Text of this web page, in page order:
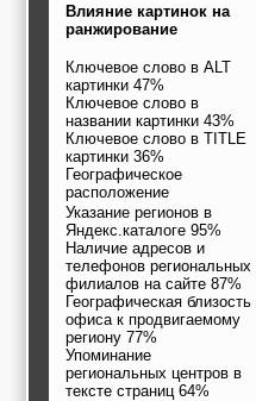
Влияние картинок на
ранжирование
Ключевое слово в ALT
картинки 47%
Ключевое слово в
названии картинки 43%
Ключевое слово в TITLE
картинки 36%
Географическое
расположение
Указание регионов в
Яндекс.каталоге 95%
Наличие адресов и
телефонов региональных
филиалов на сайте 87%
Географическая близость
офиса к продвигаемому
региону 77%
Упоминание
региональных центров в
тексте страниц 64%